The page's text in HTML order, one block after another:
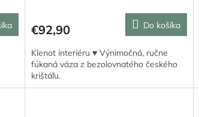
€92,90 Do košíka
Klenot interiéru ♥ Výnimočná, ručne
fúkaná váza z bezolovnatého českého
krištáľu.